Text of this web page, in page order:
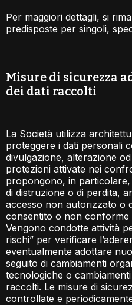
Per maggiori dettagli, si
predisposte per singoli,
Misure di sicurezza
dei dati raccolti​
La Società utilizza
proteggere i dati personali
divulgazione, alterazione
protezioni attivate nei
propongono, in
di distruzione o di perdita,
accesso non autorizzato o
consentito o non conforme
Vengono condotte attività
rischi” per verificare
eventualmente adottare
seguito di cambiamenti
tecnologiche o
raccolti. Le misure di
controllate e